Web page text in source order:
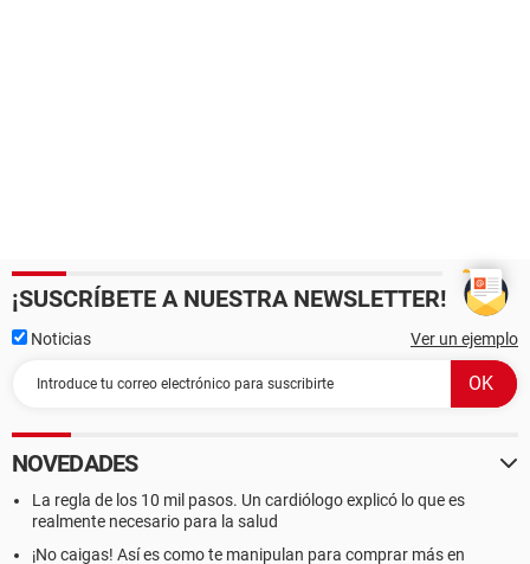
¡SUSCRÍBETE A NUESTRA NEWSLETTER!
Noticias Ver un ejemplo
NOVEDADES
La regla de los 10 mil pasos. Un cardiólogo explicó lo que es
realmente necesario para la salud
¡No caigas! Así es como te manipulan para comprar más en